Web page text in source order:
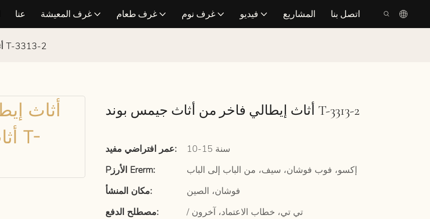
عنا غرف المعيشة غرف طعام غرف نوم فيديو المشاريع اتصل بنا
أثاث إيطالي فاخر من أثاث جيمس بوند T-3313-2
أثاث إيطالي فاخر من أثاث جيمس بوند T-3313-2
عمر افتراضي مفيد:
10-15 سنة
Pالأرز Ererm:
إكسو، فوب فوشان، سيف، من الباب إلى الباب
مكان المنشأ:
فوشان، الصين
مصطلح الدفع:
/ تي تي، خطاب الاعتماد، آخرون